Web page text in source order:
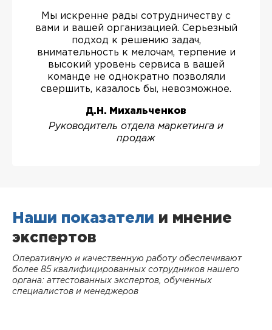
Мы искренне рады сотрудничеству с
вами и вашей организацией. Серьезный
подход к решению задач,
внимательность к мелочам, терпение и
высокий уровень сервиса в вашей
команде не однократно позволяли
свершить, казалось бы, невозможное.
Д.Н. Михальченков
Руководитель отдела маркетинга и
продаж
Наши показатели и мнение
экспертов
Оперативную и качественную работу обеспечивают
более 85 квалифицированных сотрудников нашего
органа: аттестованных экспертов, обученных
специалистов и менеджеров